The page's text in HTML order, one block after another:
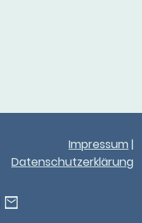
Impressum |
Datenschutzerklärung